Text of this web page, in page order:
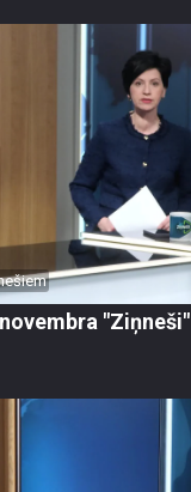
"Ziņneši"